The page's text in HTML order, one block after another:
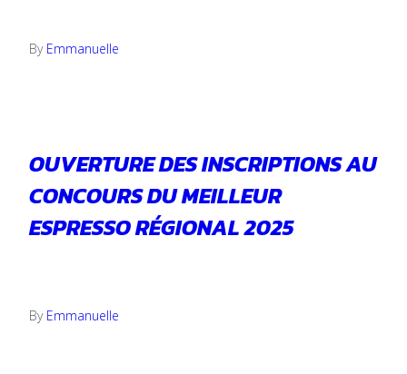
By Emmanuelle
OUVERTURE DES INSCRIPTIONS AU
CONCOURS DU MEILLEUR
ESPRESSO RÉGIONAL 2025
By Emmanuelle